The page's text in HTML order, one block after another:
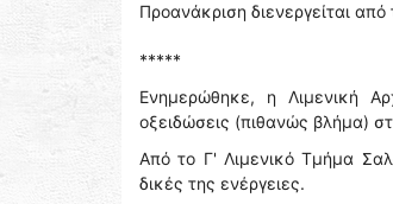
Προανάκριση διενεργείται
*****
Ενημερώθηκε, η Λιμενική
οξειδώσεις (πιθανώς βλήμα)
Από το Γ' Λιμενικό Τμήμα
δικές της ενέργειες.